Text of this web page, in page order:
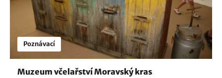
Poznávací
Muzeum včelařství Moravský kras